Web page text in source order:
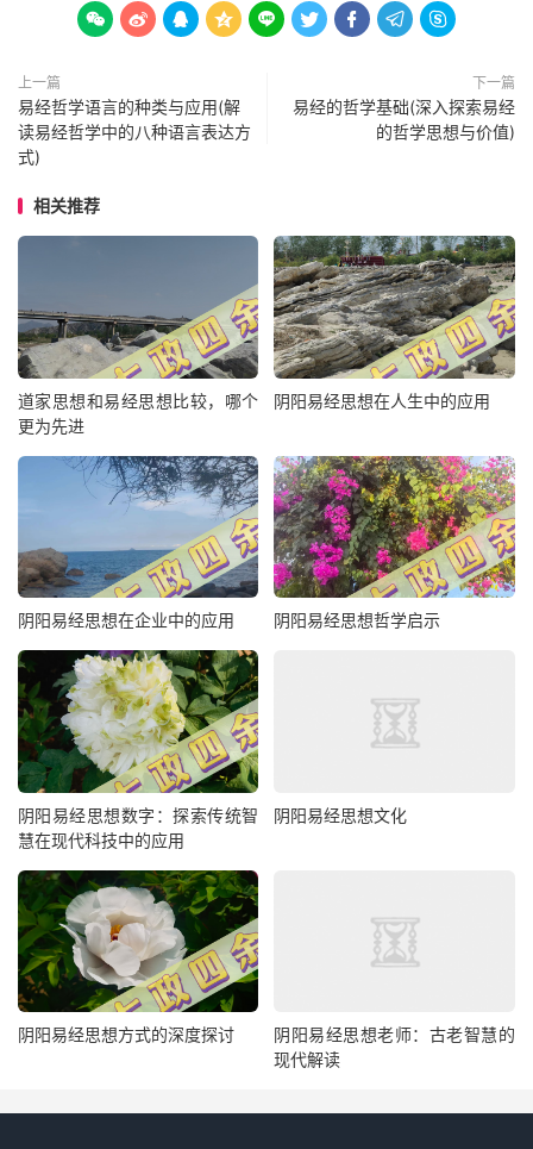
        
上一篇
易经哲学语言的种类与应用(解
读易经哲学中的八种语言表达方
式)
下一篇
易经的哲学基础(深入探索易经
的哲学思想与价值)
相关推荐
道家思想和易经思想比较，哪个
更为先进
阴阳易经思想在人生中的应用
阴阳易经思想在企业中的应用 阴阳易经思想哲学启示
阴阳易经思想数字：探索传统智
慧在现代科技中的应用
阴阳易经思想文化
阴阳易经思想方式的深度探讨
阴阳易经思想老师：古老智慧的
现代解读